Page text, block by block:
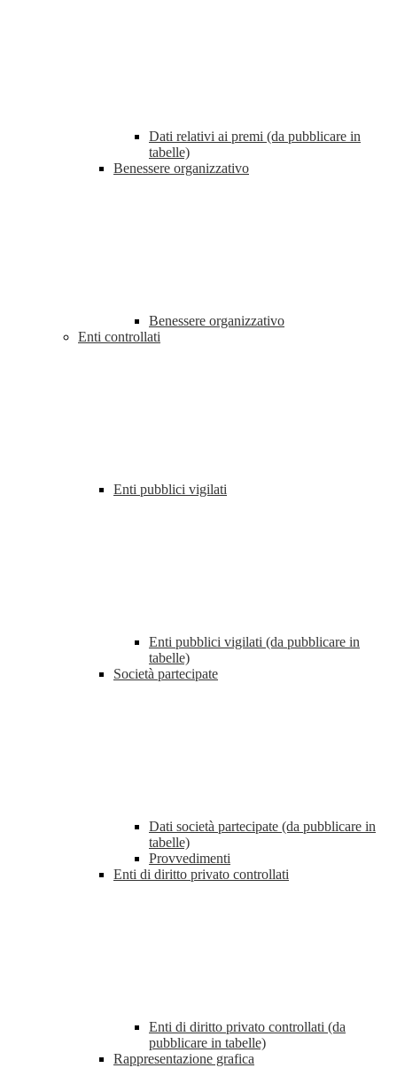
Dati relativi ai premi (da pubblicare in
tabelle)
Benessere organizzativo
Benessere organizzativo
Enti controllati
Enti pubblici vigilati
Enti pubblici vigilati (da pubblicare in
tabelle)
Società partecipate
Dati società partecipate (da pubblicare in
tabelle)
Provvedimenti
Enti di diritto privato controllati
Enti di diritto privato controllati (da
pubblicare in tabelle)
Rappresentazione grafica